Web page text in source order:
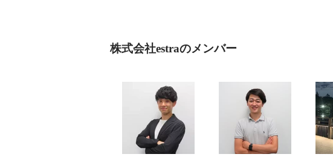
株式会社estraのメンバー